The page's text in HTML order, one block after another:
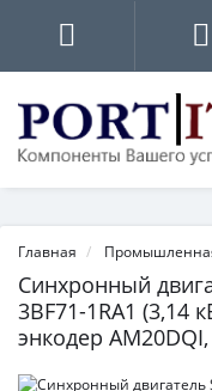
Главная
Синхронный
3BF71-1RA1 (3,14
энкодер